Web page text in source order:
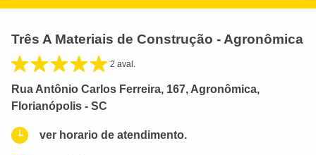
Três A Materiais de Construção - Agronômica
2 aval.
Rua Antônio Carlos Ferreira, 167, Agronômica,
Florianópolis - SC
ver horario de atendimento.